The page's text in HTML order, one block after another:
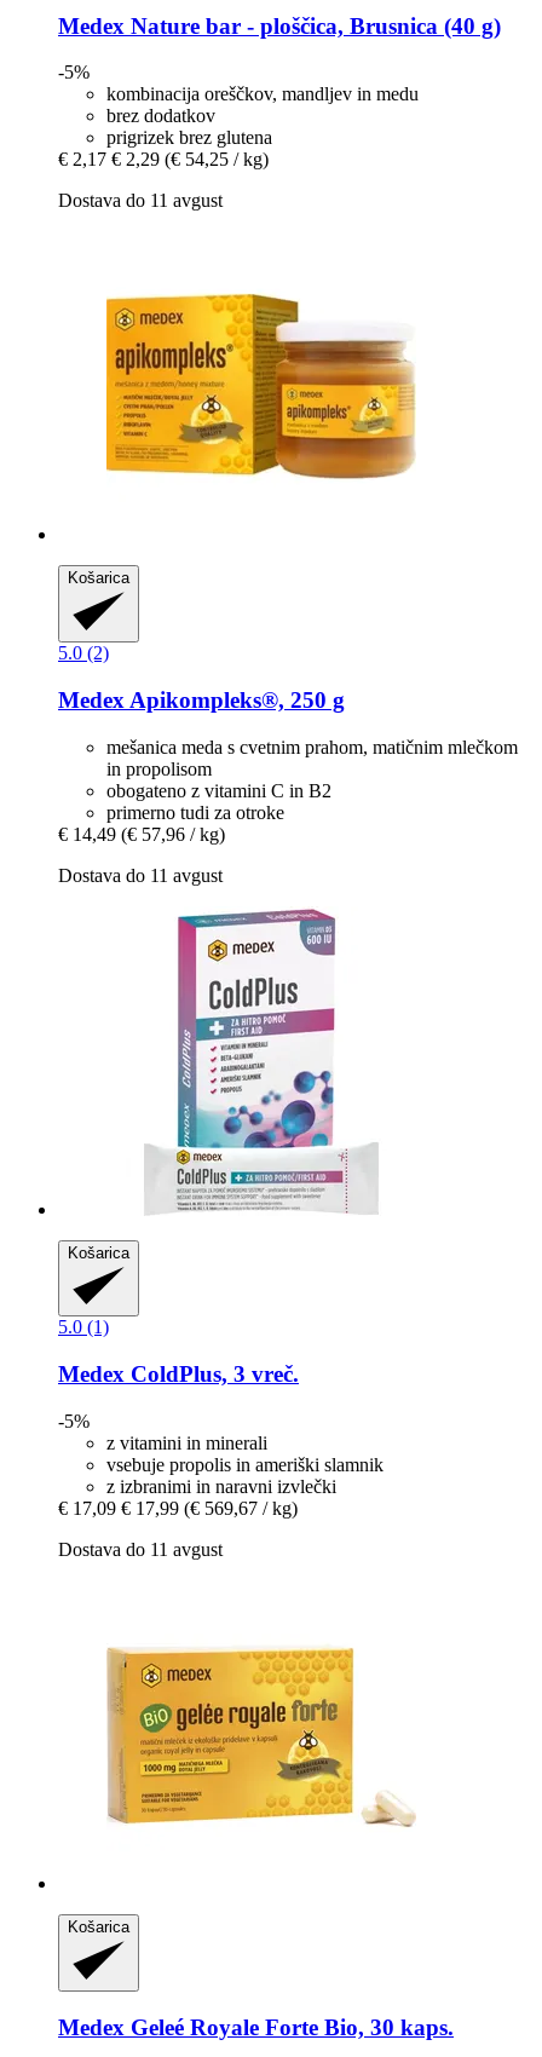
Medex Nature bar -​ ploščica, Brusnica (40 g)
-5%
kombinacija oreščkov, mandljev in medu
brez dodatkov
prigrizek brez glutena
€ 2,17 € 2,29 (€ 54,25 / kg)
Dostava do 11 avgust
Košarica
5.0 (2)
Medex Apikompleks®, 250 g
mešanica meda s cvetnim prahom, matičnim mlečkom
in propolisom
obogateno z vitamini C in B2
primerno tudi za otroke
€ 14,49 (€ 57,96 / kg)
Dostava do 11 avgust
Košarica
5.0 (1)
Medex ColdPlus, 3 vreč.
-5%
z vitamini in minerali
vsebuje propolis in ameriški slamnik
z izbranimi in naravni izvlečki
€ 17,09 € 17,99 (€ 569,67 / kg)
Dostava do 11 avgust
Košarica
Medex Geleé Royale Forte Bio, 30 kaps.